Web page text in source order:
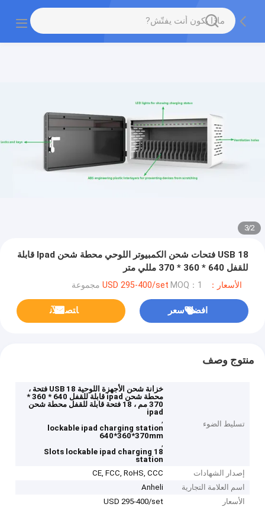
2
/
3
USB 18 فتحات شحن الكمبيوتر اللوحي محطة شحن Ipad قابلة
للقفل 640 * 360 * 370 مللي متر
الأسعار：USD 295-400/set MOQ：1 مجموعة
افضل سعر ﺎﺘﺼﻟ ﺍﻶﻧ
منتوج وصف
تسليط الضوء
خزانة شحن الأجهزة اللوحية USB 18 فتحة ،
محطة شحن ipad قابلة للقفل 640 * 360 *
370 مم ، 18 فتحة قابلة للقفل محطة شحن
ipad
,
lockable ipad charging station
640*360*370mm
,
18 Slots lockable ipad charging
station
إصدار الشهادات
CE, FCC, RoHS, CCC
اسم العلامة التجارية
Anheli
الأسعار
USD 295-400/set